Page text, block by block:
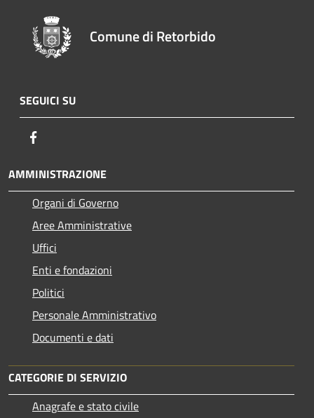
Comune di Retorbido
SEGUICI SU
AMMINISTRAZIONE
Organi di Governo
Aree Amministrative
Uffici
Enti e fondazioni
Politici
Personale Amministrativo
Documenti e dati
CATEGORIE DI SERVIZIO
Anagrafe e stato civile